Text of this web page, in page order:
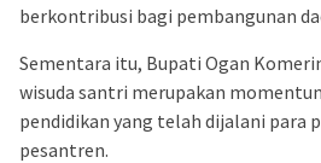
berkontribusi bagi pembangunan
Sementara itu, Bupati Ogan
wisuda santri merupakan
pendidikan yang telah dijalani para
pesantren.